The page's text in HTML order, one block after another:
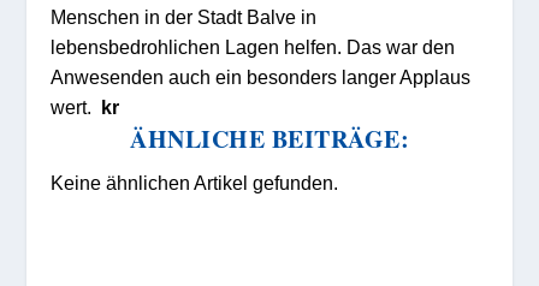
Menschen in der Stadt Balve in
lebensbedrohlichen Lagen helfen. Das war den
Anwesenden auch ein besonders langer Applaus
wert. kr
ÄHNLICHE BEITRÄGE:
Keine ähnlichen Artikel gefunden.